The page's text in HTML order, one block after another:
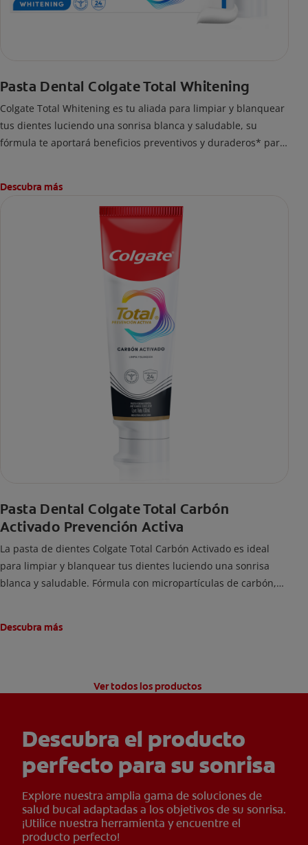
Pasta Dental Colgate Total Whitening
Colgate Total Whitening es tu aliada para limpiar y blanquear
tus dientes luciendo una sonrisa blanca y saludable, su
fórmula te aportará beneficios preventivos y duraderos* para
Descubra más
Pasta Dental Colgate Total Carbón
Activado Prevención Activa
La pasta de dientes Colgate Total Carbón Activado es ideal
para limpiar y blanquear tus dientes luciendo una sonrisa
blanca y saludable. Fórmula con micropartículas de carbón,
Descubra más
Ver todos los productos
Descubra el producto
perfecto para su sonrisa
Explore nuestra amplia gama de soluciones de
salud bucal adaptadas a los objetivos de su sonrisa.
¡Utilice nuestra herramienta y encuentre el
producto perfecto!